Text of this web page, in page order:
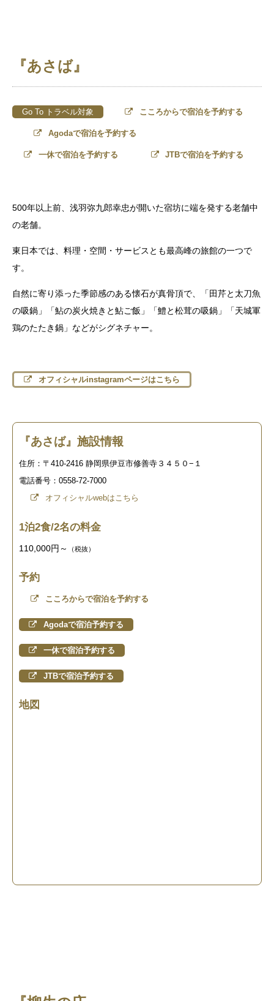
『あさば』
Go To トラベル対象 こころからで宿泊を予約する
Agodaで宿泊を予約する
一休で宿泊を予約する JTBで宿泊を予約する
500年以上前、浅羽弥九郎幸忠が開いた宿坊に端を発する老舗中
の老舗。
東日本では、料理・空間・サービスとも最高峰の旅館の一つで
す。
自然に寄り添った季節感のある懐石が真骨頂で、「田芹と太刀魚
の吸鍋」「鮎の炭火焼きと鮎ご飯」「鱧と松茸の吸鍋」「天城軍
鶏のたたき鍋」などがシグネチャー。
オフィシャルinstagramページはこちら
『あさば』施設情報
住所：〒410-2416 静岡県伊豆市修善寺３４５０−１
電話番号：0558-72-7000
オフィシャルwebはこちら
1泊2食/2名の料金
110,000円～ （税抜）
予約
こころからで宿泊を予約する
Agodaで宿泊予約する
一休で宿泊予約する
JTBで宿泊予約する
地図